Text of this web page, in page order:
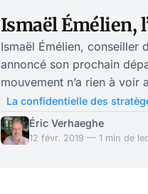
Ismaël Émélien,
Ismaël Émélien, conseiller
annoncé son prochain
mouvement n’a rien à voir
revient souvent. Dans la
claire… Officiellement, le strauss-kahnien Émélien quitte l’Élysée pour
assurer la promotion de
La confidentielle des
Éric Verhaeghe
12 févr. 2019 — 1 min de